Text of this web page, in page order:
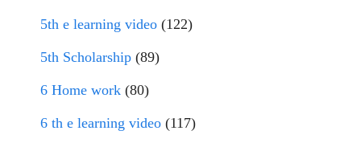
5th e learning video (122)
5th Scholarship (89)
6 Home work (80)
6 th e learning video (117)